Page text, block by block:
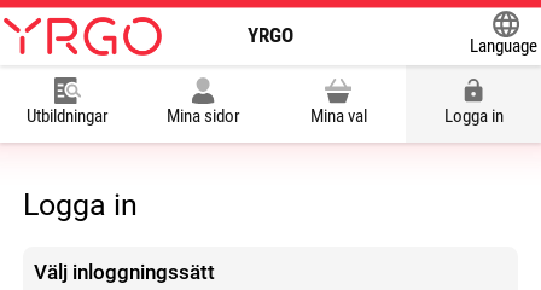
YRGO
Language
Utbildningar Mina sidor Mina val Logga in
Logga in
Välj inloggningssätt